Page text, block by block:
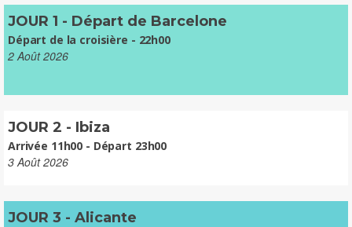
JOUR 1 - Départ de Barcelone
Départ de la croisière - 22h00
2 Août 2026
JOUR 2 - Ibiza
Arrivée 11h00 - Départ 23h00
3 Août 2026
JOUR 3 - Alicante